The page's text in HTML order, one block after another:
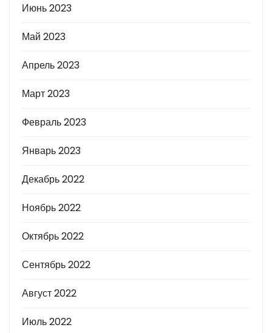
Июнь 2023
Май 2023
Апрель 2023
Март 2023
Февраль 2023
Январь 2023
Декабрь 2022
Ноябрь 2022
Октябрь 2022
Сентябрь 2022
Август 2022
Июль 2022